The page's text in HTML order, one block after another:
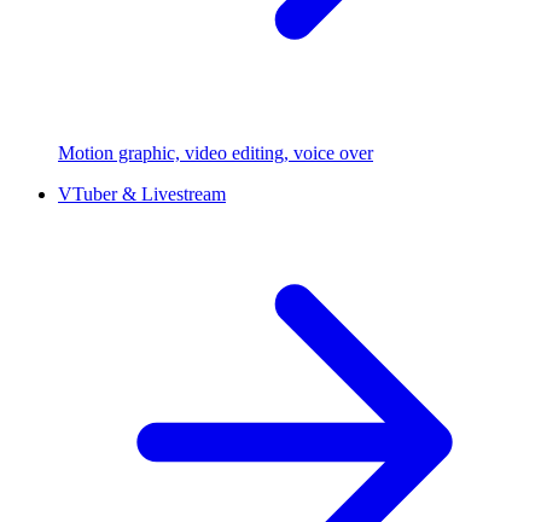
Motion graphic, video editing, voice over
VTuber & Livestream